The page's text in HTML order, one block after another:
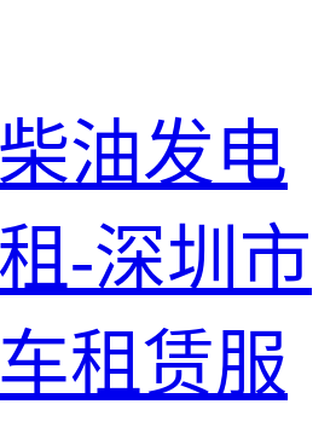
油发电
-深圳市
租赁服